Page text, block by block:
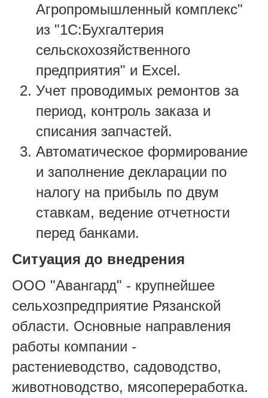
Агропромышленный комплекс"
из "1С:Бухгалтерия
сельскохозяйственного
предприятия" и Excel.
Учет проводимых ремонтов за
период, контроль заказа и
списания запчастей.
Автоматическое формирование
и заполнение декларации по
налогу на прибыль по двум
ставкам, ведение отчетности
перед банками.
Ситуация до внедрения
ООО "Авангард" - крупнейшее
сельхозпредприятие Рязанской
области. Основные направления
работы компании -
растениеводство, садоводство,
животноводство, мясопереработка.